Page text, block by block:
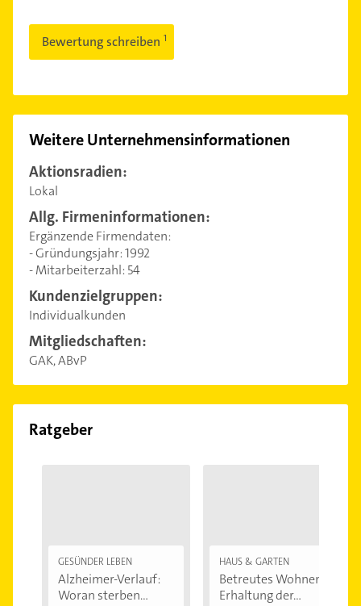
Bewertung schreiben
Weitere Unternehmensinformationen
Aktionsradien:
Lokal
Allg. Firmeninformationen:
Ergänzende Firmendaten:
- Gründungsjahr: 1992
- Mitarbeiterzahl: 54
Kundenzielgruppen:
Individualkunden
Mitgliedschaften:
GAK, ABvP
Ratgeber
GESÜNDER LEBEN
Alzheimer-Verlauf:
Woran sterben...
HAUS & GARTEN
Betreutes Wohnen:
Erhaltung der...